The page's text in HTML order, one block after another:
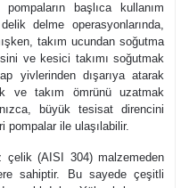
başlıca kullanım
delme operasyonlarında,
takım ucundan soğutma
ve kesici takımı soğutmak
yivlerinden dışarıya atarak
ve takım ömrünü uzatmak
büyük tesisat direncini
pompalar ile ulaşılabilir.
çelik (AISI 304) malzemeden
sahiptir. Bu sayede çeşitli